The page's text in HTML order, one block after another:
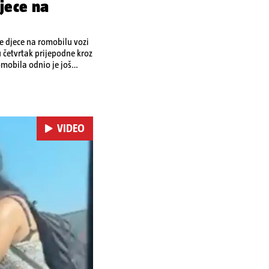
na
djece na romobilu vozi
prijepodne kroz
odnio je još
VIDEO